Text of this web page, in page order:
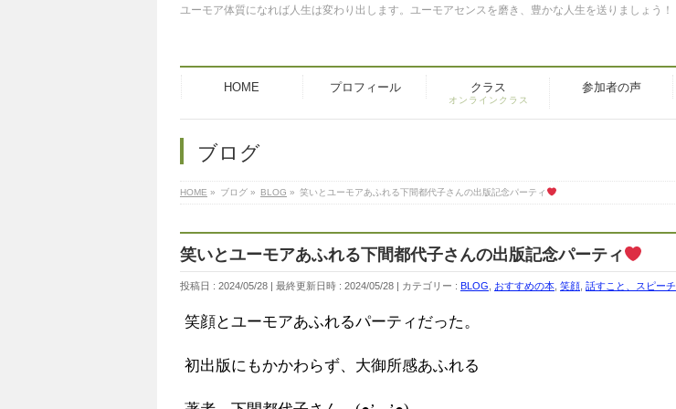
ユーモア体質になれば人生は変わり出します。ユーモアセンスを磨き、豊かな人生を送りましょう！
HOME プロフィール クラス
オンラインクラス
参加者の声
ブログ
HOME » ブログ » BLOG » 笑いとユーモアあふれる下間都代子さんの出版記念パーティ
笑いとユーモアあふれる下間都代子さんの出版記念パーティ
投稿日 : 2024/05/28 最終更新日時 : 2024/05/28 カテゴリー : BLOG おすすめの本 笑顔 話すこと、スピーチ
笑顔とユーモアあふれるパーティだった。
初出版にもかかわらず、大御所感あふれる